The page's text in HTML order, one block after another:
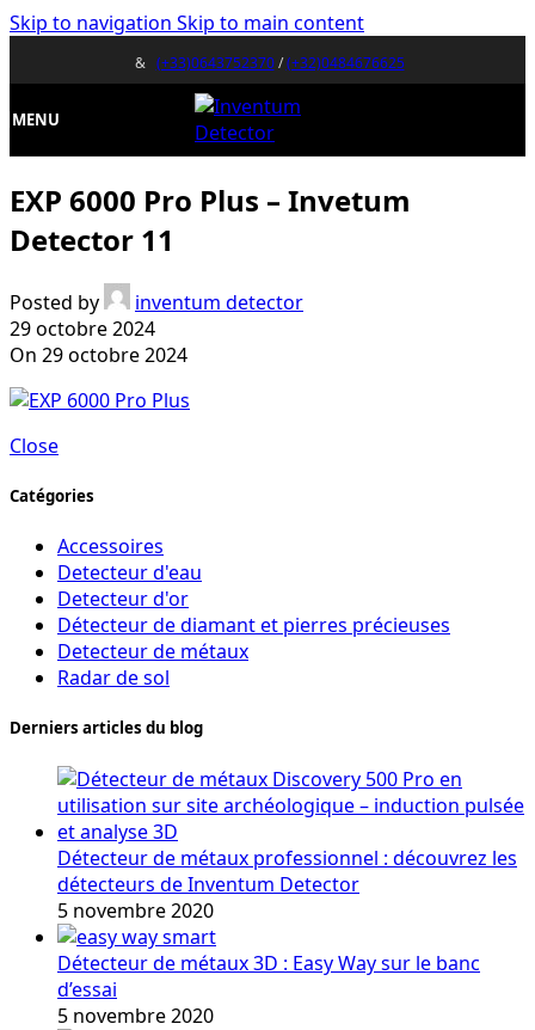
Skip to navigation Skip to main content
& (+33)0643752370/(+32)0484676625
MENU
EXP 6000 Pro Plus – Invetum
Detector 11
Posted by
inventum detector
29 octobre 2024
On 29 octobre 2024
Close
Catégories
Accessoires
Detecteur d'eau
Detecteur d'or
Détecteur de diamant et pierres précieuses
Detecteur de métaux
Radar de sol
Derniers articles du blog
Détecteur de métaux professionnel : découvrez les
détecteurs de Inventum Detector
5 novembre 2020
Détecteur de métaux 3D : Easy Way sur le banc
d’essai
5 novembre 2020